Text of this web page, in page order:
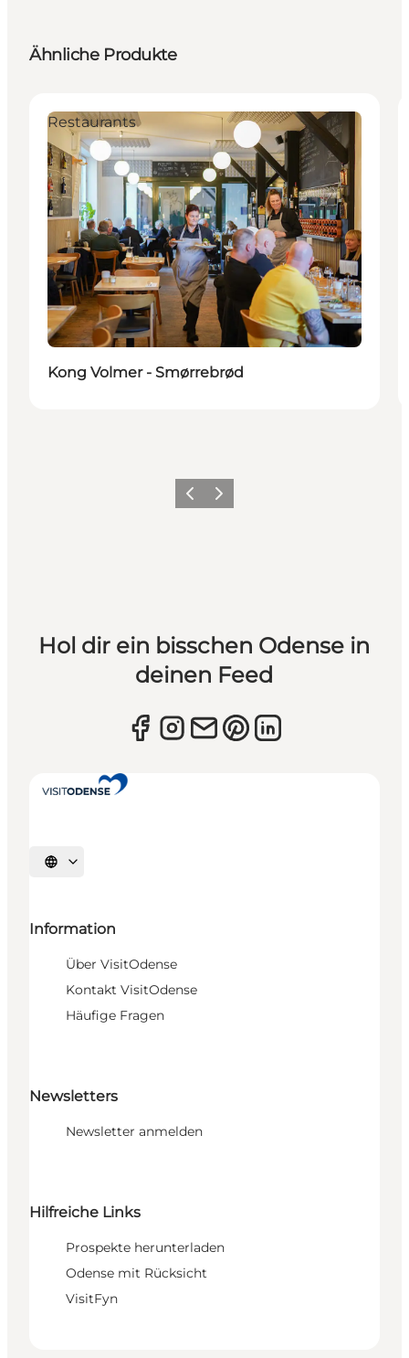
Ähnliche Produkte
Restaurants
Kong Volmer - Smørrebrød
ZurückWeiter
Hol dir ein bisschen Odense in
deinen Feed
Sprache auswählen
Information
Über VisitOdense
Kontakt VisitOdense
Häufige Fragen
Newsletters
Newsletter anmelden
Hilfreiche Links
Prospekte herunterladen
Odense mit Rücksicht
VisitFyn